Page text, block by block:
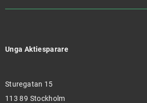
Unga Aktiesparare
Sturegatan 15
113 89 Stockholm